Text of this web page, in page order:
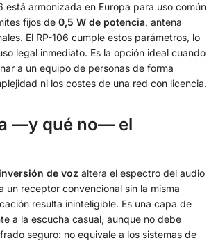
está armonizada en Europa para uso común
fijos de 0,5 W de potencia, antena
El RP-106 cumple estos parámetros, lo
legal inmediato. Es la opción ideal cuando
a un equipo de personas de forma
ni los costes de una red con licencia.
—y qué no— el
de voz altera el espectro del audio
un receptor convencional sin la misma
resulta ininteligible. Es una capa de
a la escucha casual, aunque no debe
seguro: no equivale a los sistemas de